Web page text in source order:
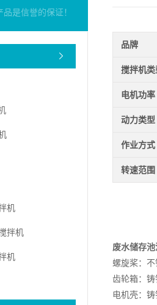
是信誉的保证！
机
拌机
机
品牌
搅拌机类
电机功率
动力类型
作业方式
转速范围
废水储存
螺旋桨：
齿轮箱：
电机壳：